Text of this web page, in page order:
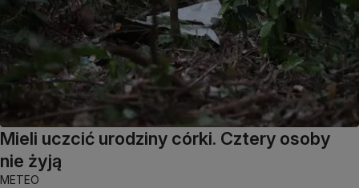
Mieli uczcić urodziny córki. Cztery osoby
nie żyją
METEO